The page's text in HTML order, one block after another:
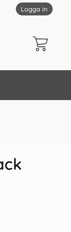
Logga in